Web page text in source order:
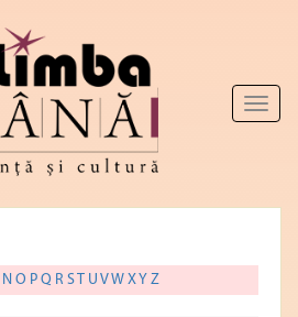
Toggle
N O P Q R S T U VW X Y Z